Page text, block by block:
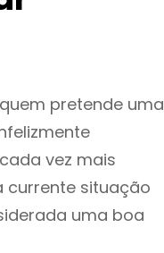
pretende uma
vez mais
situação
uma boa